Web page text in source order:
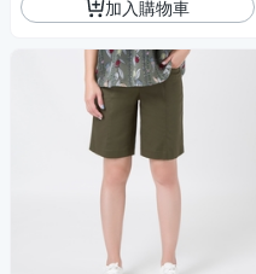
加入購物車